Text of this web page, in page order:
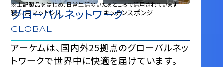
寝具用マットレス キッチンスポンジ
※上記製品をはじめ、日常生活のいたるところで活用されています
グローバルネットワーク
GLOBAL
アーケムは、国内外25拠点のグローバルネッ
トワークで世界中に快適を届けています。